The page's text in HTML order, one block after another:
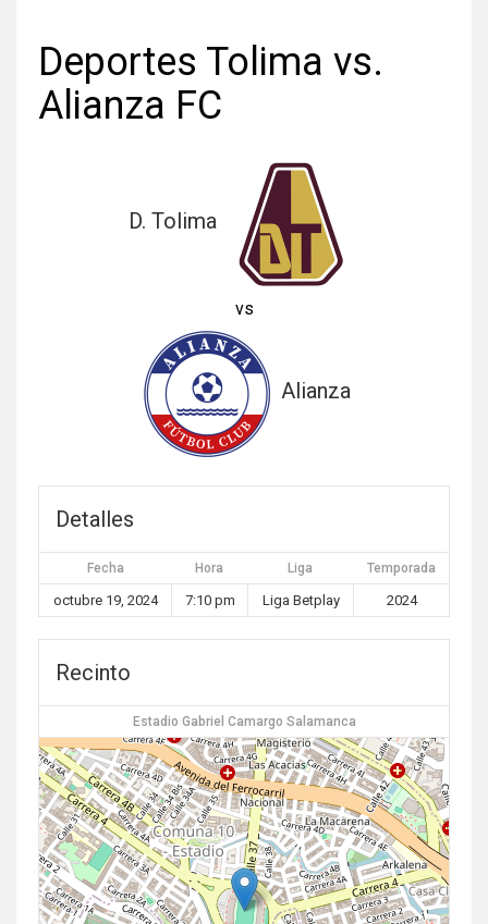
Deportes Tolima vs.
Alianza FC
D. Tolima
vs
Alianza
Detalles
Fecha Hora Liga Temporada
octubre 19, 2024 7:10 pm Liga Betplay 2024
Recinto
Estadio Gabriel Camargo Salamanca